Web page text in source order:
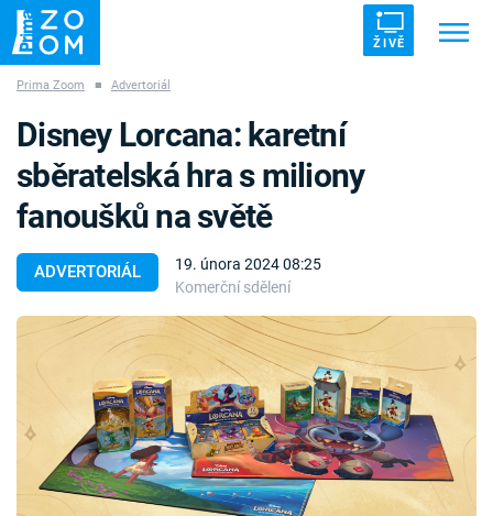
ŽIVĚ
ZÁHADY VETŘELCI DÁVNOVĚKU
Témata
Pořady
TV Program
Prima Zoom ■ Advertoriál
ADVERTORIÁL
19. února 2024 08:25
Komerční sdělení
Disney Lorcana: karetní
sběratelská hra s miliony
fanoušků na světě